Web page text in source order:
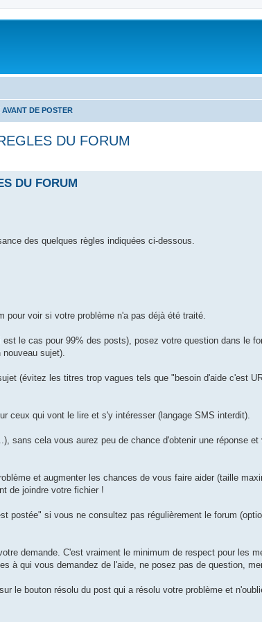
DE POSTER
DU FORUM
DU FORUM
des quelques règles indiquées ci-dessous.
voir si votre problème n'a pas déjà été traité.
le cas pour 99% des posts), posez votre question dans le
sujet).
(évitez les titres trop vagues tels que "besoin d'aide c'est
ceux qui vont le lire et s'y intéresser (langage SMS interdit).
sans cela vous aurez peu de chance d'obtenir une réponse
et augmenter les chances de vous faire aider (taille
de joindre votre fichier !
postée" si vous ne consultez pas régulièrement le forum
demande. C'est vraiment le minimum de respect pour les
à qui vous demandez de l'aide, ne posez pas de question,
le bouton résolu du post qui a résolu votre problème et